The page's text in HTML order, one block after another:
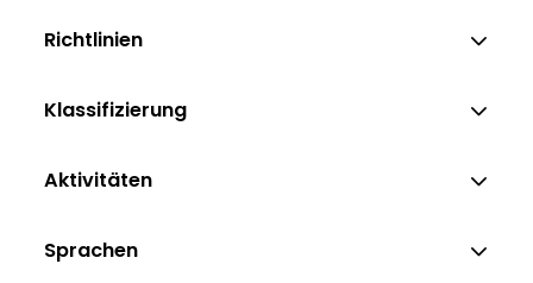
Richtlinien
Klassifizierung
Aktivitäten
Sprachen